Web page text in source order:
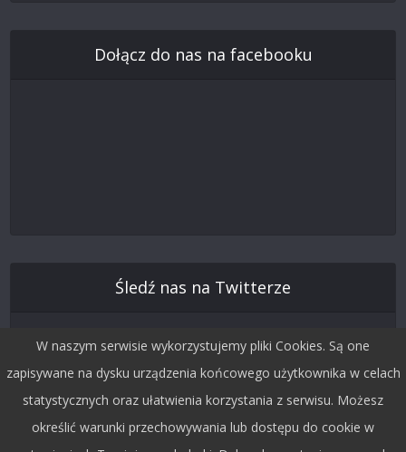
Dołącz do nas na facebooku
Śledź nas na Twitterze
W naszym serwisie wykorzystujemy pliki Cookies. Są one
zapisywane na dysku urządzenia końcowego użytkownika w celach
statystycznych oraz ułatwienia korzystania z serwisu. Możesz
określić warunki przechowywania lub dostępu do cookie w